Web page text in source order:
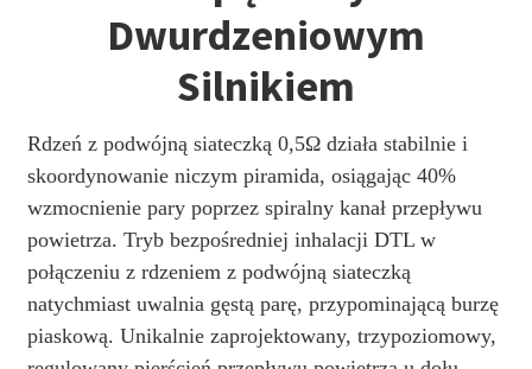
Dwurdzeniowym
Silnikiem
Rdzeń z podwójną siateczką 0,5Ω działa stabilnie i
skoordynowanie niczym piramida, osiągając 40%
wzmocnienie pary poprzez spiralny kanał przepływu
powietrza. Tryb bezpośredniej inhalacji DTL w
połączeniu z rdzeniem z podwójną siateczką
natychmiast uwalnia gęstą parę, przypominającą burzę
piaskową. Unikalnie zaprojektowany, trzypoziomowy,